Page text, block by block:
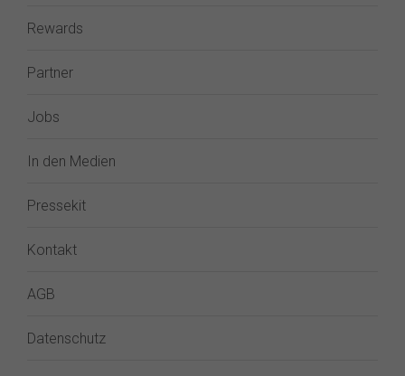
Rewards
Partner
Jobs
In den Medien
Pressekit
Kontakt
AGB
Datenschutz